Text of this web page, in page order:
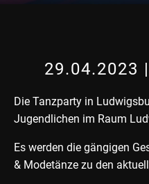
29.04.2023
Die Tanzparty in
Jugendlichen im Raum
Es werden die gängigen
& Modetänze zu den